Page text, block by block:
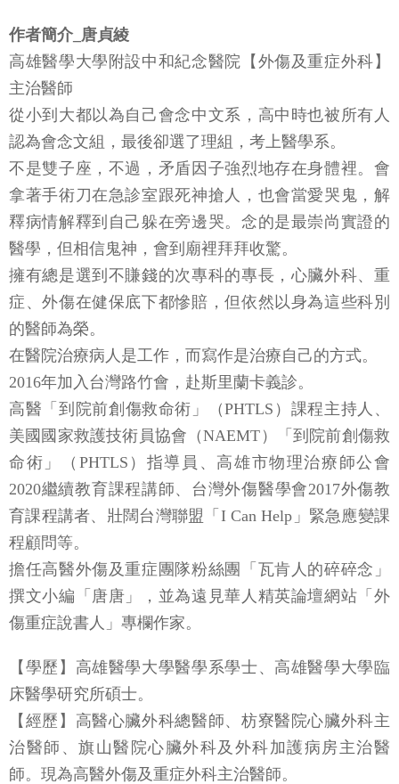
作者簡介_唐貞綾
高雄醫學大學附設中和紀念醫院【外傷及重症外科】
主治醫師
從小到大都以為自己會念中文系，高中時也被所有人
認為會念文組，最後卻選了理組，考上醫學系。
不是雙子座，不過，矛盾因子強烈地存在身體裡。會
拿著手術刀在急診室跟死神搶人，也會當愛哭鬼，解
釋病情解釋到自己躲在旁邊哭。念的是最崇尚實證的
醫學，但相信鬼神，會到廟裡拜拜收驚。
擁有總是選到不賺錢的次專科的專長，心臟外科、重
症、外傷在健保底下都慘賠，但依然以身為這些科別
的醫師為榮。
在醫院治療病人是工作，而寫作是治療自己的方式。
2016年加入台灣路竹會，赴斯里蘭卡義診。
高醫「到院前創傷救命術」（PHTLS）課程主持人、
美國國家救護技術員協會（NAEMT）「到院前創傷救
命術」（PHTLS）指導員、高雄市物理治療師公會
2020繼續教育課程講師、台灣外傷醫學會2017外傷教
育課程講者、壯闊台灣聯盟「I Can Help」緊急應變課
程顧問等。
擔任高醫外傷及重症團隊粉絲團「瓦肯人的碎碎念」
撰文小編「唐唐」，並為遠見華人精英論壇網站「外
傷重症說書人」專欄作家。
【學歷】高雄醫學大學醫學系學士、高雄醫學大學臨
床醫學研究所碩士。
【經歷】高醫心臟外科總醫師、枋寮醫院心臟外科主
治醫師、旗山醫院心臟外科及外科加護病房主治醫
師。現為高醫外傷及重症外科主治醫師。